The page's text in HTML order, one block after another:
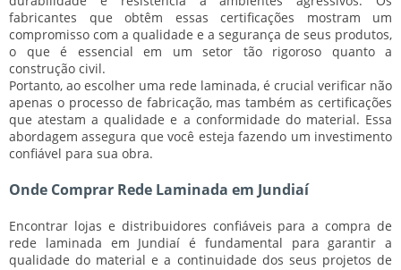
fabricantes que obtêm essas certificações mostram um
compromisso com a qualidade e a segurança de seus produtos,
o que é essencial em um setor tão rigoroso quanto a
construção civil.
Portanto, ao escolher uma rede laminada, é crucial verificar não
apenas o processo de fabricação, mas também as certificações
que atestam a qualidade e a conformidade do material. Essa
abordagem assegura que você esteja fazendo um investimento
confiável para sua obra.
Onde Comprar Rede Laminada em Jundiaí
Encontrar lojas e distribuidores confiáveis para a compra de
rede laminada em Jundiaí é fundamental para garantir a
qualidade do material e a continuidade dos seus projetos de